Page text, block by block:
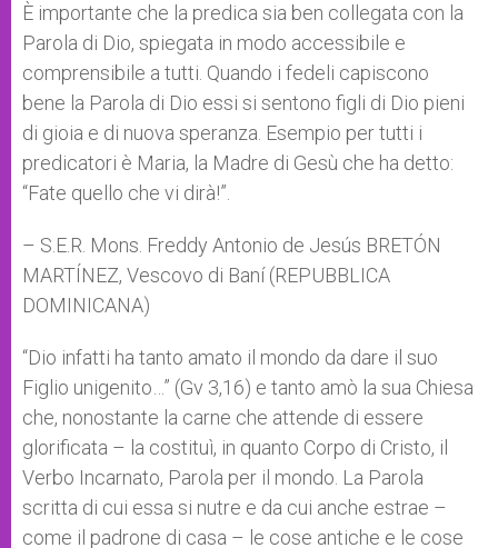
È importante che la predica sia ben collegata con la
Parola di Dio, spiegata in modo accessibile e
comprensibile a tutti. Quando i fedeli capiscono
bene la Parola di Dio essi si sentono figli di Dio pieni
di gioia e di nuova speranza. Esempio per tutti i
predicatori è Maria, la Madre di Gesù che ha detto:
“Fate quello che vi dirà!”.
– S.E.R. Mons. Freddy Antonio de Jesús BRETÓN
MARTÍNEZ, Vescovo di Baní (REPUBBLICA
DOMINICANA)
“Dio infatti ha tanto amato il mondo da dare il suo
Figlio unigenito…” (Gv 3,16) e tanto amò la sua Chiesa
che, nonostante la carne che attende di essere
glorificata – la costituì, in quanto Corpo di Cristo, il
Verbo Incarnato, Parola per il mondo. La Parola
scritta di cui essa si nutre e da cui anche estrae –
come il padrone di casa – le cose antiche e le cose